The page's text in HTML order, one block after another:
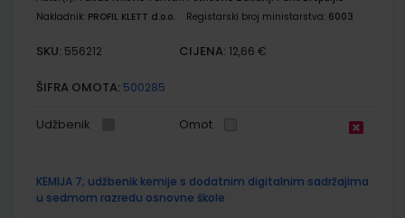
Nakladnik: PROFIL KLETT d.o.o. Registarski broj ministarstva: 6003
SKU: 556212 CIJENA: 12,66 €
ŠIFRA OMOTA: 500285
Udžbenik Omot
KEMIJA 7; udžbenik kemije s dodatnim digitalnim sadržajima
u sedmom razredu osnovne škole